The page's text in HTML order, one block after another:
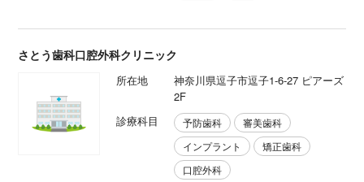
さとう歯科口腔外科クリニック
所在地
神奈川県逗子市逗子1-6-27 ピアーズ
2F
診療科目
予防歯科
審美歯科
インプラント
矯正歯科
口腔外科